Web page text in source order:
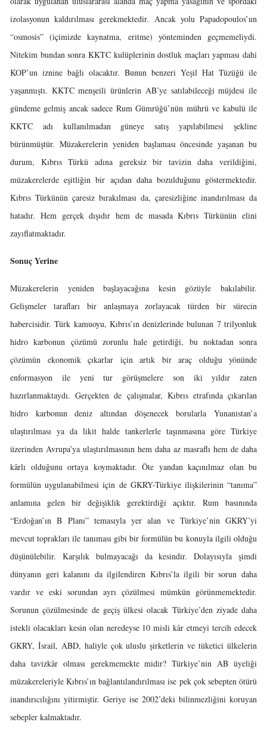
izolasyonun kaldırılması gerekmektedir. Ancak yolu Papadopoulos’un
“osmosis” (içimizde kaynatma, eritme) yönteminden geçmemeliydi.
Nitekim bundan sonra KKTC kulüplerinin dostluk maçları yapması dahi
KOP’un iznine bağlı olacaktır. Bunun benzeri Yeşil Hat Tüzüğü ile
yaşanmıştı. KKTC menşeili ürünlerin AB’ye satılabileceği müjdesi ile
gündeme gelmiş ancak sadece Rum Gümrüğü’nün mührü ve kabulü ile
KKTC adı kullanılmadan güneye satış yapılabilmesi şekline
bürünmüştür. Müzakerelerin yeniden başlaması öncesinde yaşanan bu
durum, Kıbrıs Türkü adına gereksiz bir tavizin daha verildiğini,
müzakerelerde eşitliğin bir açıdan daha bozulduğunu göstermektedir.
Kıbrıs Türkünün çaresiz bırakılması da, çaresizliğine inandırılması da
hatadır. Hem gerçek dışıdır hem de masada Kıbrıs Türkünün elini
zayıflatmaktadır.
Sonuç Yerine
Müzakerelerin yeniden başlayacağına kesin gözüyle bakılabilir.
Gelişmeler tarafları bir anlaşmaya zorlayacak türden bir sürecin
habercisidir. Türk kamuoyu, Kıbrıs’ın denizlerinde bulunan 7 trilyonluk
hidro karbonun çözümü zorunlu hale getirdiği, bu noktadan sonra
çözümün ekonomik çıkarlar için artık bir araç olduğu yönünde
enformasyon ile yeni tur görüşmelere son iki yıldır zaten
hazırlanmaktaydı. Gerçekten de çalışmalar, Kıbrıs etrafında çıkarılan
hidro karbonun deniz altından döşenecek borularla Yunanistan’a
ulaştırılması ya da likit halde tankerlerle taşınmasına göre Türkiye
üzerinden Avrupa’ya ulaştırılmasının hem daha az masraflı hem de daha
kârlı olduğunu ortaya koymaktadır. Öte yandan kaçınılmaz olan bu
formülün uygulanabilmesi için de GKRY-Türkiye ilişkilerinin “tanıma”
anlamına gelen bir değişiklik gerektirdiği açıktır. Rum basınında
“Erdoğan’ın B Planı” temasıyla yer alan ve Türkiye’nin GKRY’yi
mevcut toprakları ile tanıması gibi bir formülün bu konuyla ilgili olduğu
düşünülebilir. Karşılık bulmayacağı da kesindir. Dolayısıyla şimdi
dünyanın geri kalanını da ilgilendiren Kıbrıs’la ilgili bir sorun daha
vardır ve eski sorundan ayrı çözülmesi mümkün görünmemektedir.
Sorunun çözülmesinde de geçiş ülkesi olacak Türkiye’den ziyade daha
istekli olacakları kesin olan neredeyse 10 misli kâr etmeyi tercih edecek
GKRY, İsrail, ABD, haliyle çok uluslu şirketlerin ve tüketici ülkelerin
daha tavizkâr olması gerekmemekte midir? Türkiye’nin AB üyeliği
müzakereleriyle Kıbrıs’ın bağlantılandırılması ise pek çok sebepten ötürü
inandırıcılığını yitirmiştir. Geriye ise 2002’deki bilinmezliğini koruyan
sebepler kalmaktadır.